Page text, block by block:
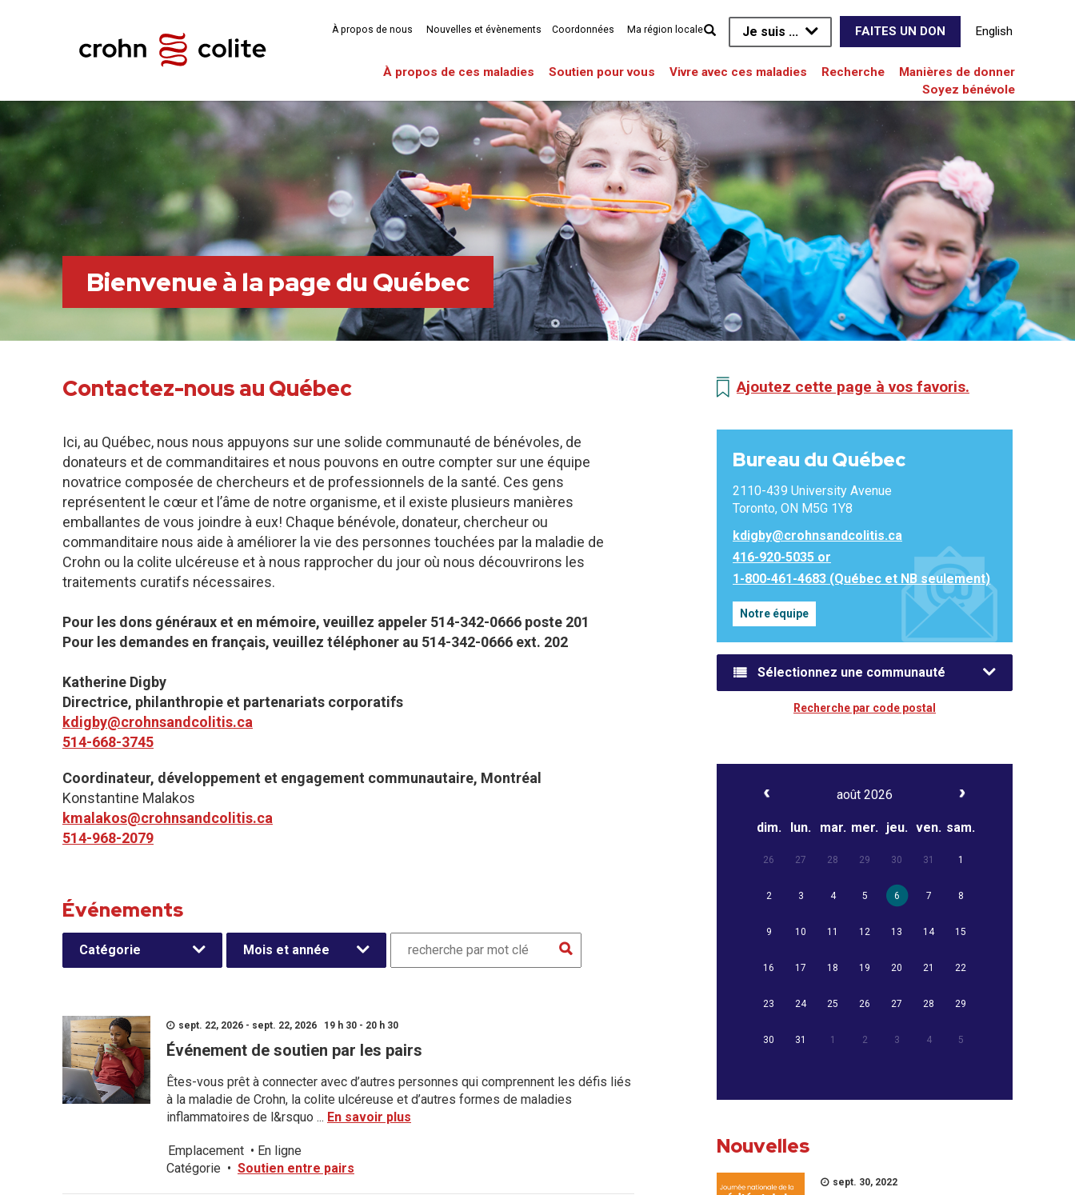
Je suis ... FAITES UN DON English
À propos de ces maladies Soutien pour vous Vivre avec ces maladies Recherche
Manières de donner
Soyez bénévole
À propos de nous Nouvelles et évènements Coordonnées Ma région locale
Bienvenue à la page du Québec
Contactez-nous au Québec
Ici, au Québec, nous nous appuyons sur une solide communauté de bénévoles, de
donateurs et de commanditaires et nous pouvons en outre compter sur une équipe
novatrice composée de chercheurs et de professionnels de la santé. Ces gens
représentent le cœur et l’âme de notre organisme, et il existe plusieurs manières
emballantes de vous joindre à eux! Chaque bénévole, donateur, chercheur ou
commanditaire nous aide à améliorer la vie des personnes touchées par la maladie de
Crohn ou la colite ulcéreuse et à nous rapprocher du jour où nous découvrirons les
traitements curatifs nécessaires.
Pour les dons généraux et en mémoire, veuillez appeler 514-342-0666 poste 201​
Pour les demandes en français, veuillez téléphoner au 514-342-0666 ext. 202
Katherine Digby
Directrice, philanthropie et partenariats corporatifs
kdigby@crohnsandcolitis.ca
514-668-3745
Coordinateur, développement et engagement communautaire​, Montréal
Konstantine Malakos
kmalakos@crohnsandcolitis.ca
514-968-2079
Événements
Catégorie Mois et année
sept. 22, 2026 - sept. 22, 2026 19 h 30 - 20 h 30
Événement de soutien par les pairs
Êtes-vous prêt à connecter avec d’autres personnes qui comprennent les défis liés
à la maladie de Crohn, la colite ulcéreuse et d’autres formes de maladies
inflammatoires de l&rsquo ... En savoir plus
Emplacement • En ligne
Catégorie • Soutien entre pairs
Ajoutez cette page à vos favoris.
Bureau du Québec
2110-439 University Avenue
Toronto, ON M5G 1Y8
kdigby@crohnsandcolitis.ca
416-920-5035 or
1-800-461-4683 (Québec et NB seulement)
Notre équipe
Sélectionnez une communauté
Recherche par code postal
août 2026
dim. lun. mar. mer. jeu. ven. sam.
26 27 28 29 30 31 1
2 3 4 5 6 7 8
9 10 11 12 13 14 15
16 17 18 19 20 21 22
23 24 25 26 27 28 29
30 31 1 2 3 4 5
Nouvelles
sept. 30, 2022